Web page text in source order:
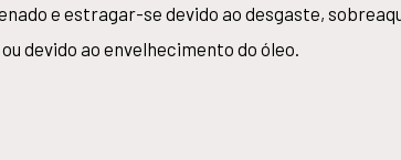
e estragar-se devido ao desgaste,
devido ao envelhecimento do óleo.